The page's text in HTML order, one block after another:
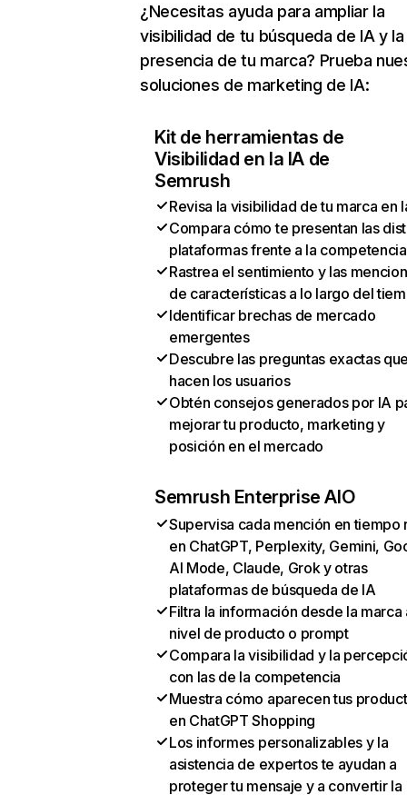
¿Necesitas ayuda para ampliar la
visibilidad de tu búsqueda de IA y la
presencia de tu marca? Prueba
soluciones de marketing de IA:
Kit de herramientas de
Visibilidad en la IA de
Semrush
Revisa la visibilidad de tu marca en
Compara cómo te presentan las
plataformas frente a la competencia
Rastrea el sentimiento y las
de características a lo largo del
Identificar brechas de mercado
emergentes
Descubre las preguntas exactas
hacen los usuarios
Obtén consejos generados por IA
mejorar tu producto, marketing y
posición en el mercado
Semrush Enterprise AIO
Supervisa cada mención en tiempo
en ChatGPT, Perplexity, Gemini,
AI Mode, Claude, Grok y otras
plataformas de búsqueda de IA
Filtra la información desde la marca
nivel de producto o prompt
Compara la visibilidad y la
con las de la competencia
Muestra cómo aparecen tus
en ChatGPT Shopping
Los informes personalizables y la
asistencia de expertos te ayudan a
proteger tu mensaje y a convertir la